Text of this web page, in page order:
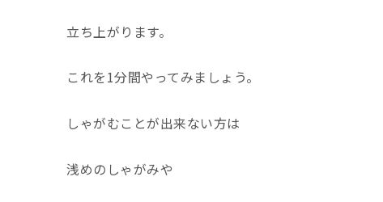
立ち上がります。
これを1分間やってみましょう。
しゃがむことが出来ない方は
浅めのしゃがみや